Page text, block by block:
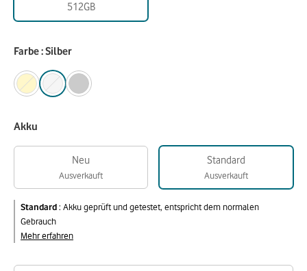
512GB
Farbe : Silber
Akku
Neu
Ausverkauft
Standard
Ausverkauft
Standard: Akku geprüft und getestet, entspricht dem normalen
Gebrauch
Mehr erfahren